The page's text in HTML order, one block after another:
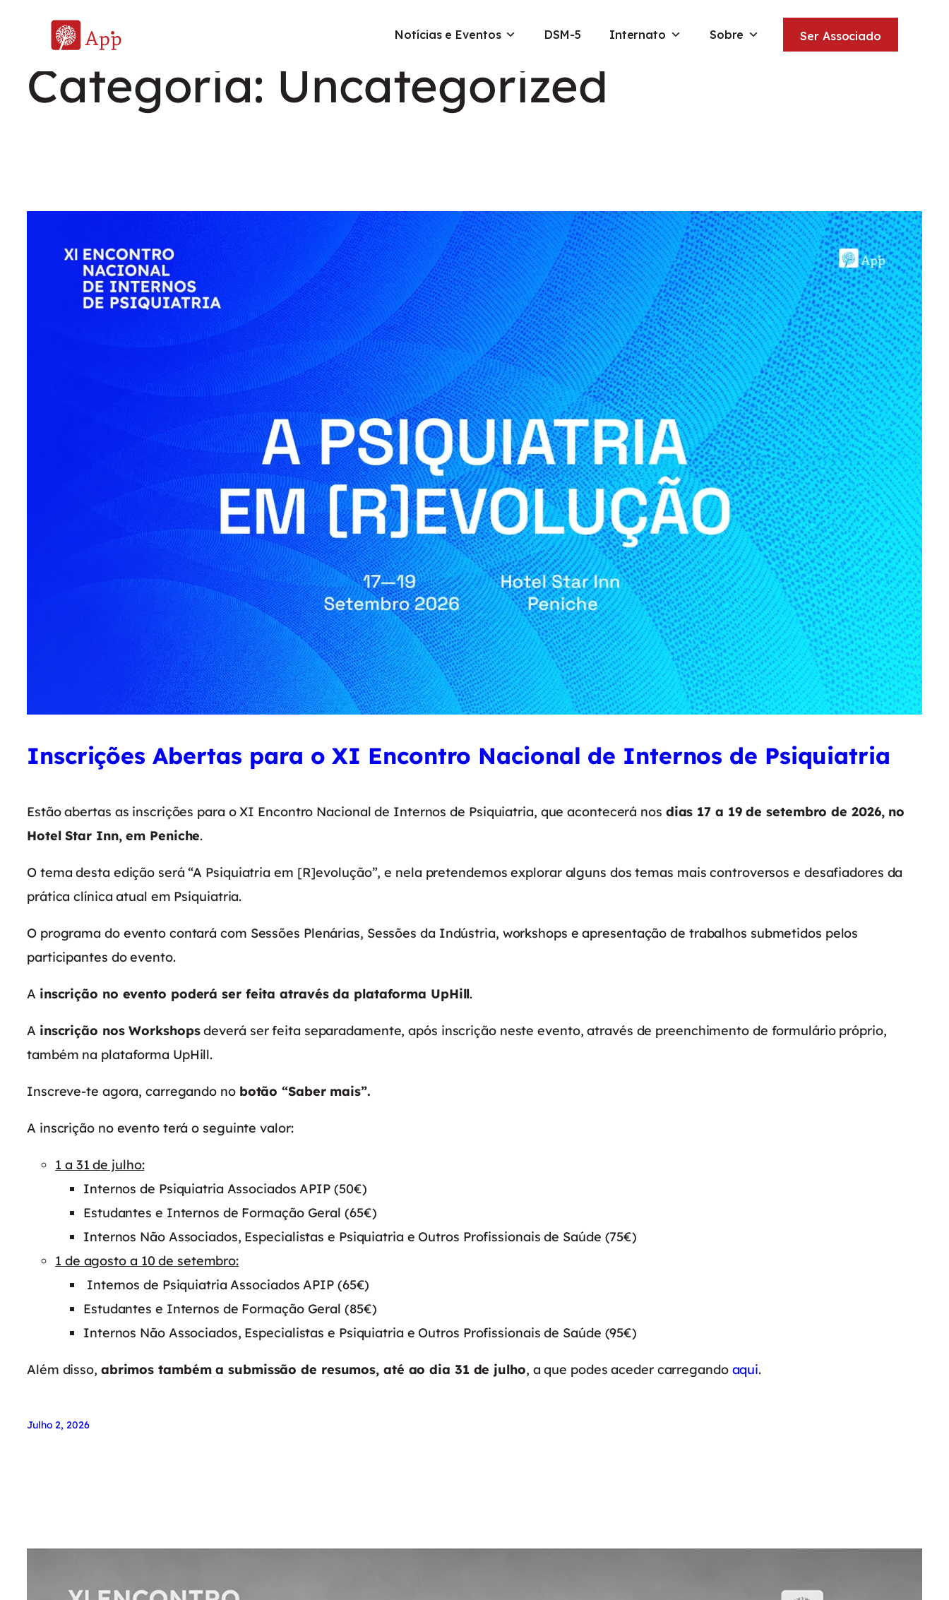
conteúdo
Notícias e Eventos DSM-5 Internato Sobre Ser Associado
Categoria: Uncategorized
Inscrições Abertas para o XI Encontro Nacional de Internos de Psiquiatria
Estão abertas as inscrições para o XI Encontro Nacional de Internos de Psiquiatria, que acontecerá nos dias 17 a 19 de setembro de 2026, no
Hotel Star Inn, em Peniche.
O tema desta edição será “A Psiquiatria em [R]evolução”, e nela pretendemos explorar alguns dos temas mais controversos e desafiadores da
prática clínica atual em Psiquiatria.
O programa do evento contará com Sessões Plenárias, Sessões da Indústria, workshops e apresentação de trabalhos submetidos pelos
participantes do evento.
A inscrição no evento poderá ser feita através da plataforma UpHill.
A inscrição nos Workshopsdeverá ser feita separadamente, após inscrição neste evento, através de preenchimento de formulário próprio,
também na plataforma UpHill.
Inscreve-te agora, carregando no botão “Saber mais”.
A inscrição no evento terá o seguinte valor:
1 a 31 de julho:
Internos de Psiquiatria Associados APIP (50€)
Estudantes e Internos de Formação Geral (65€)
Internos Não Associados, Especialistas e Psiquiatria e Outros Profissionais de Saúde (75€)
1 de agosto a 10 de setembro:
Internos de Psiquiatria Associados APIP (65€)
Estudantes e Internos de Formação Geral (85€)
Internos Não Associados, Especialistas e Psiquiatria e Outros Profissionais de Saúde (95€)
Além disso, abrimos também a submissão de resumos, até ao dia 31 de julho, a que podes aceder carregando aqui.
Julho 2, 2026